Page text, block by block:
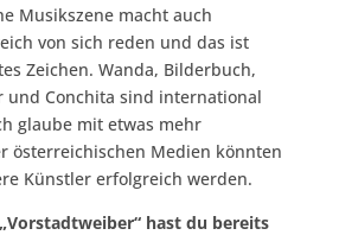
Musikszene macht auch
von sich reden und das ist
Zeichen. Wanda, Bilderbuch,
und Conchita sind international
glaube mit etwas mehr
österreichischen Medien könnten
Künstler erfolgreich werden.
hast du bereits